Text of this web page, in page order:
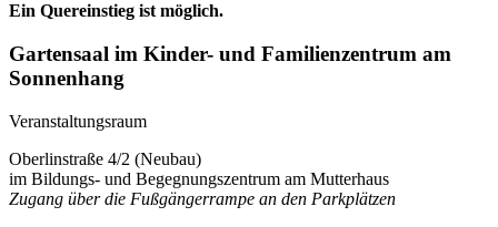
Ein Quereinstieg ist möglich.
Gartensaal im Kinder- und Familienzentrum am
Sonnenhang
Veranstaltungsraum
Oberlinstraße 4/2 (Neubau)
im Bildungs- und Begegnungszentrum am Mutterhaus
Zugang über die Fußgängerrampe an den Parkplätzen